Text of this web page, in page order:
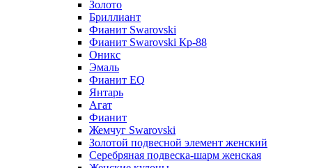
Золото
Бриллиант
Фианит Swarovski
Фианит Swarovski Кр-88
Оникс
Эмаль
Фианит EQ
Янтарь
Агат
Фианит
Жемчуг Swarovski
Золотой подвесной элемент женcкий
Серебряная подвеска-шарм женская